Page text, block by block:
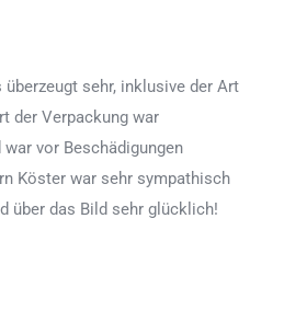
sehr, inklusive der Art
der Verpackung war
vor Beschädigungen
Köster war sehr sympathisch
über das Bild sehr glücklich!